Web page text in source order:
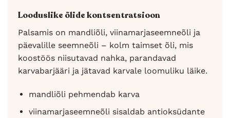
Looduslike õlide kontsentratsioon
Palsamis on mandliõli, viinamarjaseemneõli ja
päevalille seemneõli – kolm taimset õli, mis
koostöös niisutavad nahka, parandavad
karvabarjääri ja jätavad karvale loomuliku läike.
mandliõli pehmendab karva
viinamarjaseemneõli sisaldab antioksüdante